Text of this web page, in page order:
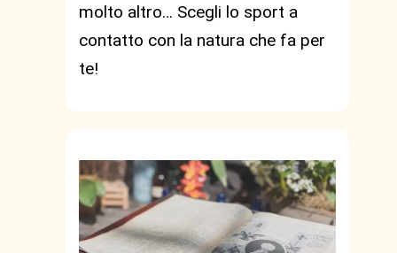
molto altro… Scegli lo sport a
contatto con la natura che fa per
te!